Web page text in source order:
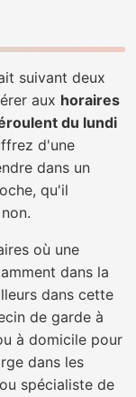
suivant deux
aux horaires
du lundi
d'une
dans un
qu'il
où une
dans la
dans cette
de garde à
à domicile pour
dans les
spécialiste de